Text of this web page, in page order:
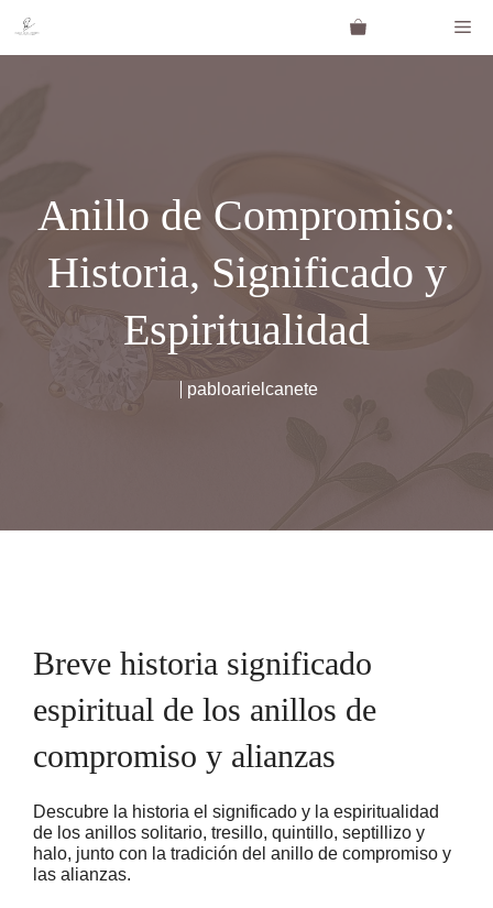
contenido
Anillo de Compromiso:
Historia, Significado y
Espiritualidad
pabloarielcanete
Breve historia significado
espiritual de los anillos de
compromiso y alianzas
Descubre la historia el significado y la espiritualidad
de los anillos solitario, tresillo, quintillo, septillizo y
halo, junto con la tradición del anillo de compromiso y
las alianzas.